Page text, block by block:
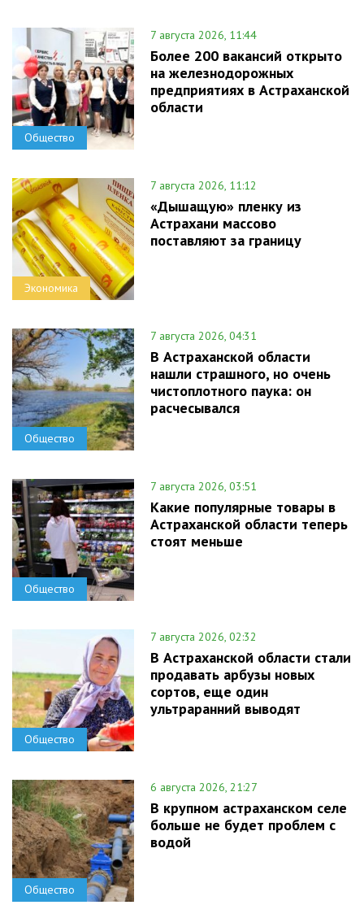
Общество
7 августа 2026, 11:44
Более 200 вакансий открыто
на железнодорожных
предприятиях в Астраханской
области
Экономика
7 августа 2026, 11:12
«Дышащую» пленку из
Астрахани массово
поставляют за границу
Общество
7 августа 2026, 04:31
В Астраханской области
нашли страшного, но очень
чистоплотного паука: он
расчесывался
Общество
7 августа 2026, 03:51
Какие популярные товары в
Астраханской области теперь
стоят меньше
Общество
7 августа 2026, 02:32
В Астраханской области стали
продавать арбузы новых
сортов, еще один
ультраранний выводят
Общество
6 августа 2026, 21:27
В крупном астраханском селе
больше не будет проблем с
водой